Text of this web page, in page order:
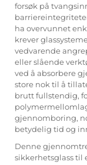
forsøk på
ha overvunnet
krever
vedvarende
eller slående
ved å absorbere
store nok til å
brutt fullstendig,
gjennomboring,
betydelig tid og
Denne
sikkerhetsglass til